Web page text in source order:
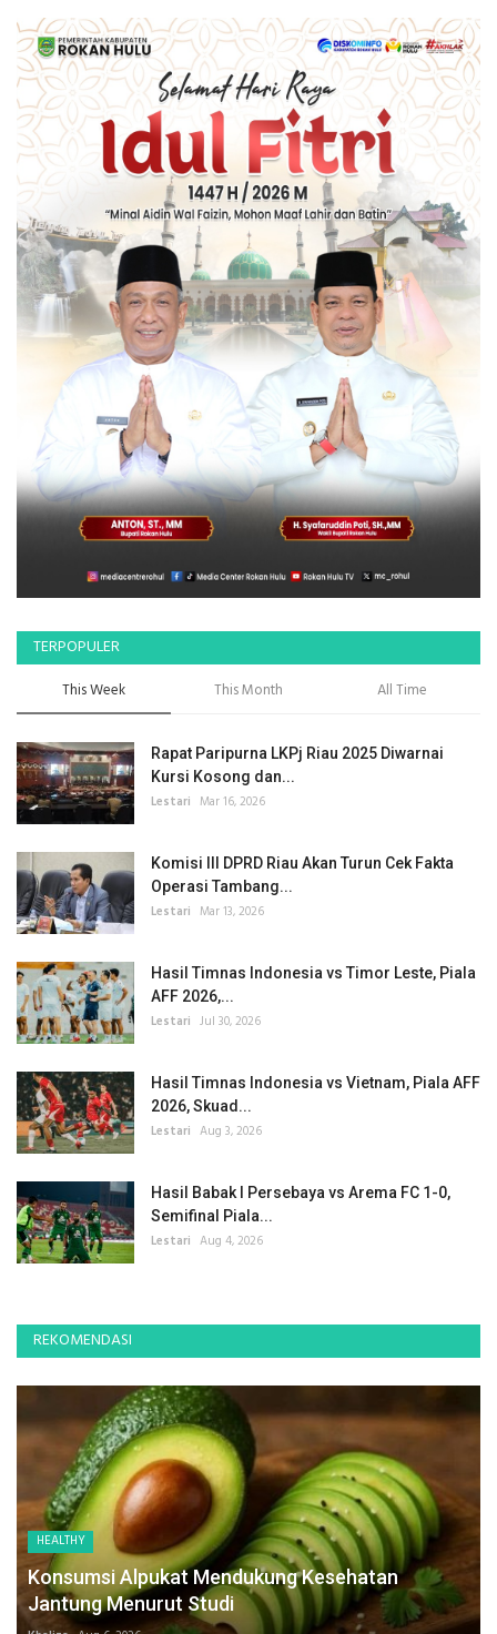
TERPOPULER
This Week This Month All Time
Rapat Paripurna LKPj Riau 2025 Diwarnai
Kursi Kosong dan...
Lestari Mar 16, 2026
Komisi III DPRD Riau Akan Turun Cek Fakta
Operasi Tambang...
Lestari Mar 13, 2026
Hasil Timnas Indonesia vs Timor Leste, Piala
AFF 2026,...
Lestari Jul 30, 2026
Hasil Timnas Indonesia vs Vietnam, Piala AFF
2026, Skuad...
Lestari Aug 3, 2026
Hasil Babak I Persebaya vs Arema FC 1-0,
Semifinal Piala...
Lestari Aug 4, 2026
REKOMENDASI
HEALTHY
Konsumsi Alpukat Mendukung Kesehatan
Jantung Menurut Studi